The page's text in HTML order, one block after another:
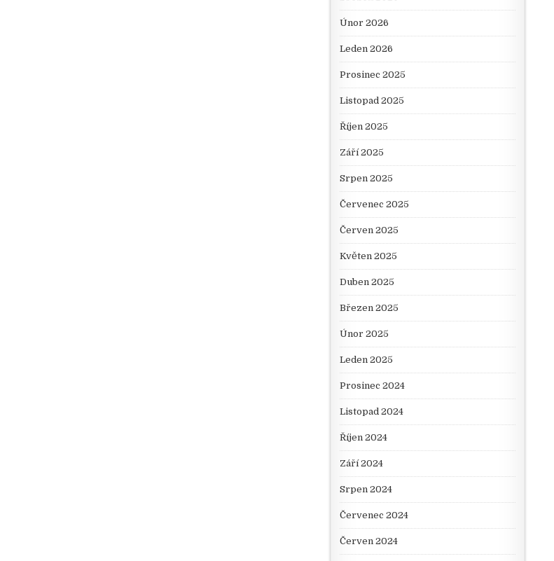
Únor 2026
Leden 2026
Prosinec 2025
Listopad 2025
Říjen 2025
Září 2025
Srpen 2025
Červenec 2025
Červen 2025
Květen 2025
Duben 2025
Březen 2025
Únor 2025
Leden 2025
Prosinec 2024
Listopad 2024
Říjen 2024
Září 2024
Srpen 2024
Červenec 2024
Červen 2024